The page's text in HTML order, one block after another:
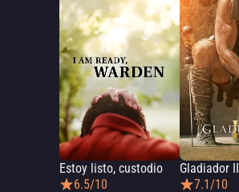
Estoy listo, custodio
6.5/10
Gladiador II
7.1/10